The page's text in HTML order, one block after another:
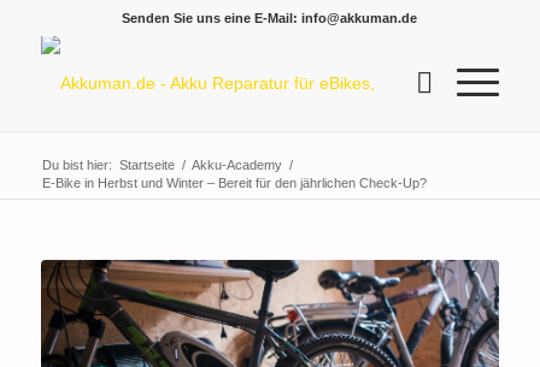
Senden Sie uns eine E-Mail: info@akkuman.de
Du bist hier: Startseite / Akku-Academy /
E-Bike in Herbst und Winter – Bereit für den jährlichen Check-Up?